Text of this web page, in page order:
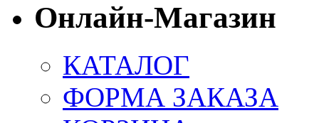
Онлайн-Магазин
КАТАЛОГ
ФОРМА ЗАКАЗА